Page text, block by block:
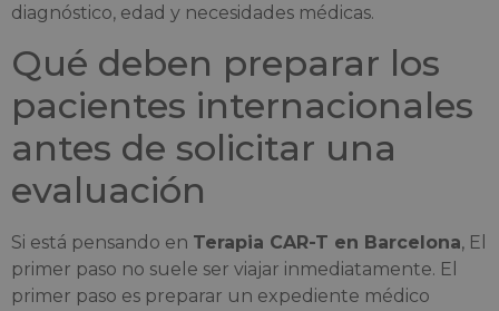
diagnóstico, edad y necesidades médicas.
Qué deben preparar los
pacientes internacionales
antes de solicitar una
evaluación
Si está pensando en Terapia CAR-T en Barcelona, El
primer paso no suele ser viajar inmediatamente. El
primer paso es preparar un expediente médico